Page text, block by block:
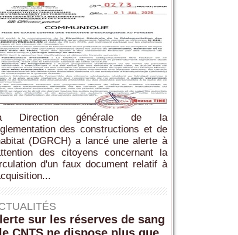
Direction générale de la
des constructions et de
(DGRCH) a lancé une alerte à
des citoyens concernant la
d'un faux document relatif à
sur les réserves de sang